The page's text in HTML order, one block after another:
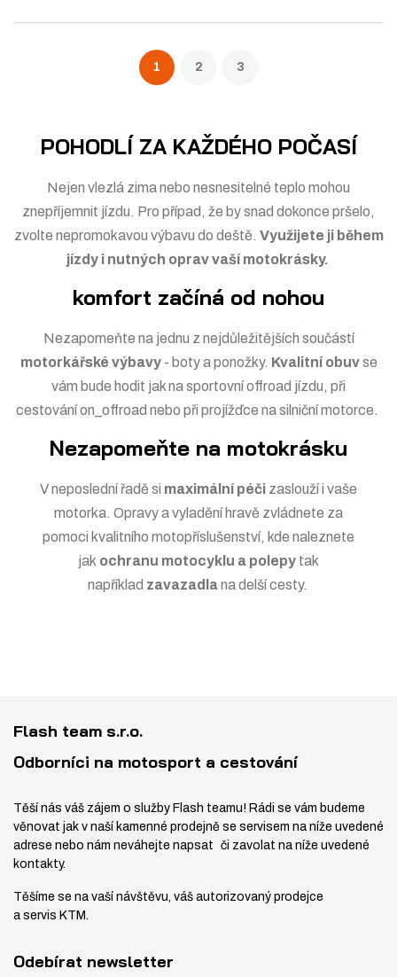
e
t
n
s
v
í
m
t
í
1 2 3
POHODLÍ ZA KAŽDÉHO POČASÍ
Nejen vlezlá zima nebo nesnesitelné teplo mohou
znepříjemnit jízdu. Pro případ, že by snad dokonce pršelo,
zvolte nepromokavou výbavu do deště. Využijete ji během
jízdy i nutných oprav vaší motokrásky.
komfort začíná od nohou
Nezapomeňte na jednu z nejdůležitějších součástí
motorkářské výbavy- boty a ponožky. Kvalitní obuvse
vám bude hodit jak na sportovníoffroad jízdu, při
cestováníon_offroad nebo při projížďce nasilniční motorce.
Nezapomeňte na motokrásku
V neposlední řadě si maximální péči zaslouží i vaše
motorka. Opravy a vyladění hravě zvládnete za
pomoci kvalitního motopříslušenství, kde naleznete
jak ochranu motocyklu a polepy tak
například zavazadlana delší cesty.
Flash team s.r.o.
Odborníci na motosport a cestování
Těší nás váš zájem o služby Flash teamu! Rádi se vám budeme
věnovat jak v naší kamenné prodejně se servisem na níže uvedené
adrese nebo nám neváhejte napsat či zavolat na níže uvedené
kontakty.
Těšíme se na vaší návštěvu, váš autorizovaný prodejce
a servis KTM.
Odebírat newsletter